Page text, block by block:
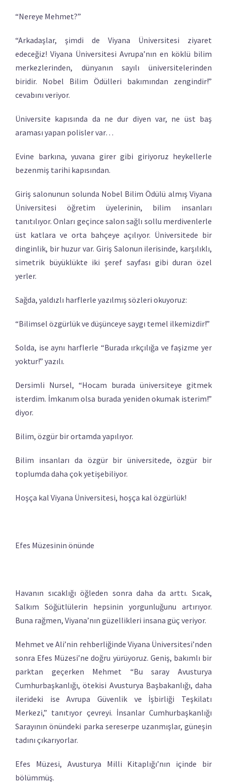
“Nereye Mehmet?”
“Arkadaşlar, şimdi de Viyana Üniversitesi ziyaret
edeceğiz! Viyana Üniversitesi Avrupa’nın en köklü bilim
merkezlerinden, dünyanın sayılı üniversitelerinden
biridir. Nobel Bilim Ödülleri bakımından zengindir!”
cevabını veriyor.
Üniversite kapısında da ne dur diyen var, ne üst baş
araması yapan polisler var…
Evine barkına, yuvana girer gibi giriyoruz heykellerle
bezenmiş tarihi kapısından.
Giriş salonunun solunda Nobel Bilim Ödülü almış Viyana
Üniversitesi öğretim üyelerinin, bilim insanları
tanıtılıyor. Onları geçince salon sağlı sollu merdivenlerle
üst katlara ve orta bahçeye açılıyor. Üniversitede bir
dinginlik, bir huzur var. Giriş Salonun ilerisinde, karşılıklı,
simetrik büyüklükte iki şeref sayfası gibi duran özel
yerler.
Sağda, yaldızlı harflerle yazılmış sözleri okuyoruz:
“Bilimsel özgürlük ve düşünceye saygı temel ilkemizdir!”
Solda, ise aynı harflerle “Burada ırkçılığa ve faşizme yer
yoktur!” yazılı.
Dersimli Nursel, “Hocam burada üniversiteye gitmek
isterdim. İmkanım olsa burada yeniden okumak isterim!”
diyor.
Bilim, özgür bir ortamda yapılıyor.
Bilim insanları da özgür bir üniversitede, özgür bir
toplumda daha çok yetişebiliyor.
Hoşça kal Viyana Üniversitesi, hoşça kal özgürlük!
Efes Müzesinin önünde
Havanın sıcaklığı öğleden sonra daha da arttı. Sıcak,
Salkım Söğütlülerin hepsinin yorgunluğunu artırıyor.
Buna rağmen, Viyana’nın güzellikleri insana güç veriyor.
Mehmet ve Ali’nin rehberliğinde Viyana Üniversitesi’nden
sonra Efes Müzesi’ne doğru yürüyoruz. Geniş, bakımlı bir
parktan geçerken Mehmet “Bu saray Avusturya
Cumhurbaşkanlığı, ötekisi Avusturya Başbakanlığı, daha
ilerideki ise Avrupa Güvenlik ve İşbirliği Teşkilatı
Merkezi,” tanıtıyor çevreyi. İnsanlar Cumhurbaşkanlığı
Sarayının önündeki parka sereserpe uzanmışlar, güneşin
tadını çıkarıyorlar.
Efes Müzesi, Avusturya Milli Kitaplığı’nın içinde bir
bölümmüş.